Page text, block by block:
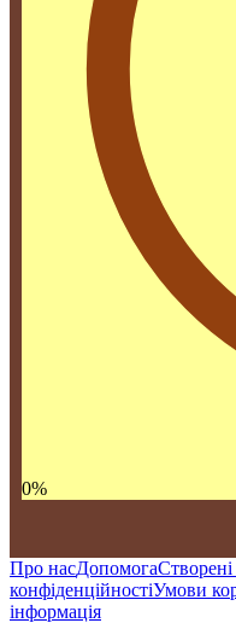
0%
Про насДопомогаСтворені
конфіденційностіУмови
інформація